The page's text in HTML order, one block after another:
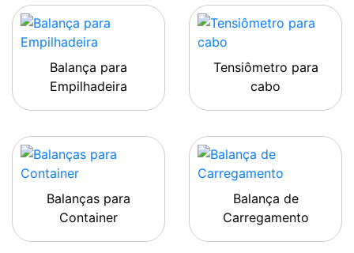
Balança para
Empilhadeira
Tensiômetro para
cabo
Balanças para
Container
Balança de
Carregamento